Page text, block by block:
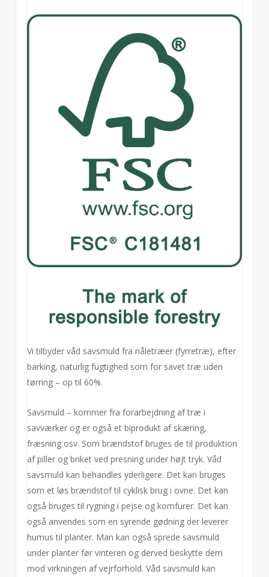
Vi tilbyder våd savsmuld fra nåletræer (fyrretræ), efter
barking, naturlig fugtighed som for savet træ uden
tørring – op til 60%.
Savsmuld – kommer fra forarbejdning af træ i
savværker og er også et biprodukt af skæring,
fræsning osv. Som brændstof bruges de til produktion
af piller og briket ved presning under højt tryk. Våd
savsmuld kan behandles yderligere. Det kan bruges
som et løs brændstof til cyklisk brug i ovne. Det kan
også bruges til rygning i pejse og komfurer. Det kan
også anvendes som en syrende gødning der leverer
humus til planter. Man kan også sprede savsmuld
under planter før vinteren og derved beskytte dem
mod virkningen af vejrforhold. Våd savsmuld kan